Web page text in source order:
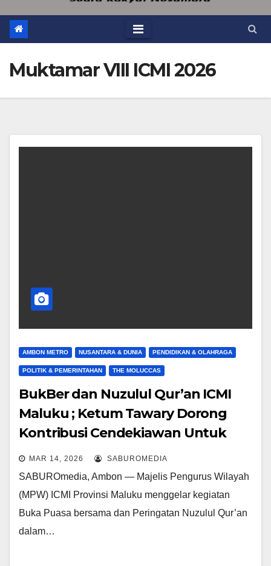
Muktamar VIII ICMI 2026
AMBON METRO NUSANTARA & DUNIA PENDIDIKAN & OLAHRAGA
POLITIK & PEMERINTAHAN THE MOLUCCAS
BukBer dan Nuzulul Qur’an ICMI
Maluku ; Ketum Tawary Dorong
Kontribusi Cendekiawan Untuk
Maluku Pung Bae Lewat
Muktamar VIII
MAR 14, 2026 SABUROMEDIA
SABUROmedia, Ambon — Majelis Pengurus Wilayah
(MPW) ICMI Provinsi Maluku menggelar kegiatan
Buka Puasa bersama dan Peringatan Nuzulul Qur’an
dalam…